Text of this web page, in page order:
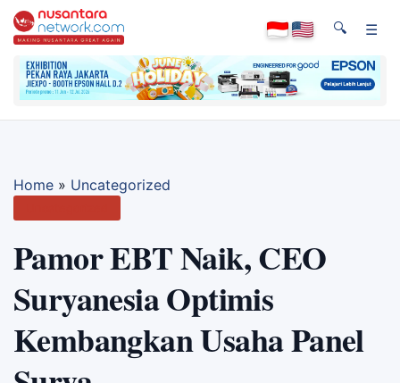
🔍 ☰
Home » Uncategorized
Pamor EBT Naik, CEO
Suryanesia Optimis
Kembangkan Usaha Panel